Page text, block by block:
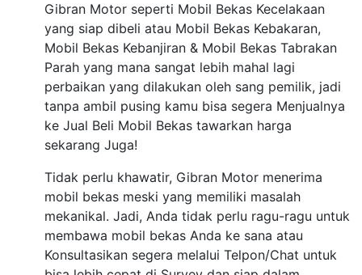
Gibran Motor seperti Mobil Bekas Kecelakaan
yang siap dibeli atau Mobil Bekas Kebakaran,
Mobil Bekas Kebanjiran & Mobil Bekas Tabrakan
Parah yang mana sangat lebih mahal lagi
perbaikan yang dilakukan oleh sang pemilik, jadi
tanpa ambil pusing kamu bisa segera Menjualnya
ke Jual Beli Mobil Bekas tawarkan harga
sekarang Juga!
Tidak perlu khawatir, Gibran Motor menerima
mobil bekas meski yang memiliki masalah
mekanikal. Jadi, Anda tidak perlu ragu-ragu untuk
membawa mobil bekas Anda ke sana atau
Konsultasikan segera melalui Telpon/Chat untuk